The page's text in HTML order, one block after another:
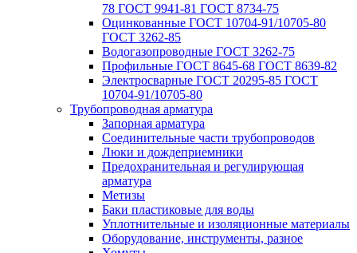
78 ГОСТ 9941-81 ГОСТ 8734-75
Оцинкованные ГОСТ 10704-91/10705-80
ГОСТ 3262-85
Водогазопроводные ГОСТ 3262-75
Профильные ГОСТ 8645-68 ГОСТ 8639-82
Электросварные ГОСТ 20295-85 ГОСТ
10704-91/10705-80
Трубопроводная арматура
Запорная арматура
Соединительные части трубопроводов
Люки и дождеприемники
Предохранительная и регулирующая
арматура
Метизы
Баки пластиковые для воды
Уплотнительные и изоляционные материалы
Оборудование, инструменты, разное